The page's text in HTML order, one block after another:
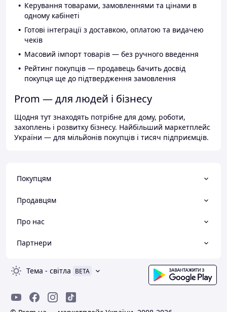
Керування товарами, замовленнями та цінами в
одному кабінеті
Готові інтеграції з доставкою, оплатою та видачею
чеків
Масовий імпорт товарів — без ручного введення
Рейтинг покупців — продавець бачить досвід
покупця ще до підтвердження замовлення
Prom — для людей і бізнесу
Щодня тут знаходять потрібне для дому, роботи,
захоплень і розвитку бізнесу. Найбільший маркетплейс
України — для мільйонів покупців і тисяч підприємців.
Покупцям
Продавцям
Про нас
Партнери
Тема - світла BETA